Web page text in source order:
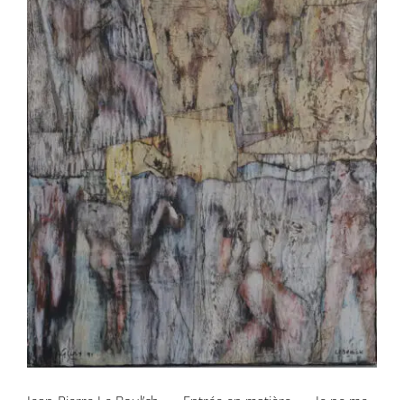
Jean-Pierre Le Boul’ch – « Entrée en
matière » – Je ne me souviens plus des
prénoms